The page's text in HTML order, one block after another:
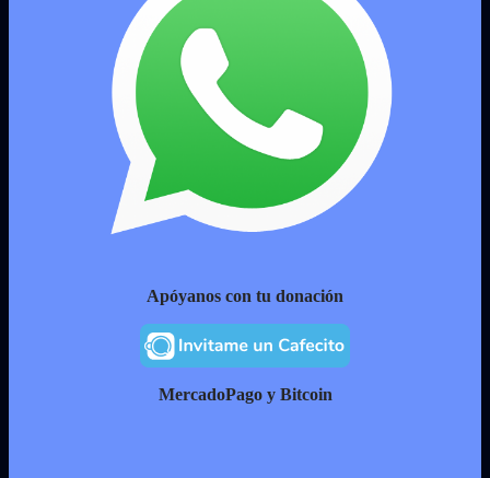
Apóyanos con tu donación
MercadoPago y Bitcoin